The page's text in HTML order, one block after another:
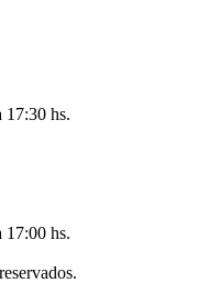
17:30 hs.
17:00 hs.